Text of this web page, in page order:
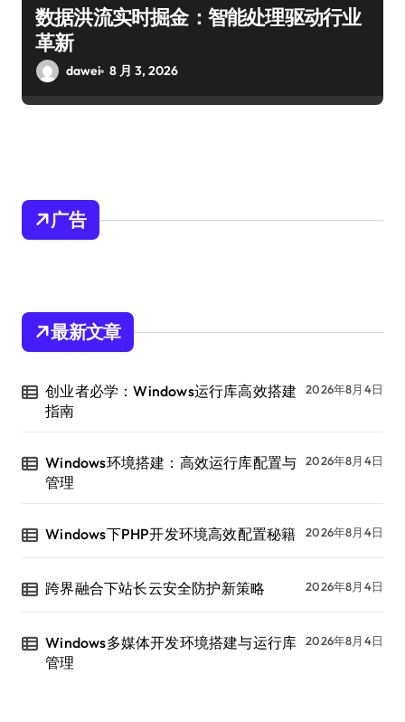
数据洪流实时掘金：智能处理驱动行业
革新
dawei 8 月 3, 2026
广告
最新文章
创业者必学：Windows运行库高效搭建
指南
2026年8月4日
Windows环境搭建：高效运行库配置与
管理
2026年8月4日
Windows下PHP开发环境高效配置秘籍 2026年8月4日
跨界融合下站长云安全防护新策略 2026年8月4日
Windows多媒体开发环境搭建与运行库
管理
2026年8月4日